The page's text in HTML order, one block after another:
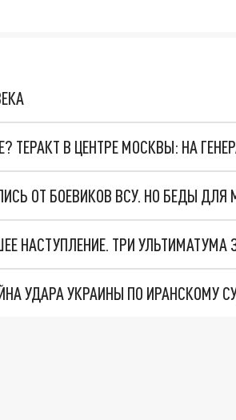
ТЕРАКТ В ЦЕНТРЕ МОСКВЫ: НА
ОТ БОЕВИКОВ ВСУ. НО БЕДЫ
УДАРА УКРАИНЫ ПО ИРАНСКОМУ